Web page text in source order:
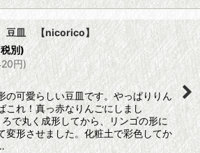
豆皿 【nicorico】
別)
円)
の可愛らしい豆皿です。やっぱりりん
これ！真っ赤なりんごにしまし
で丸く成形してから、リンゴの形に
変形させました。化粧土で彩色してか